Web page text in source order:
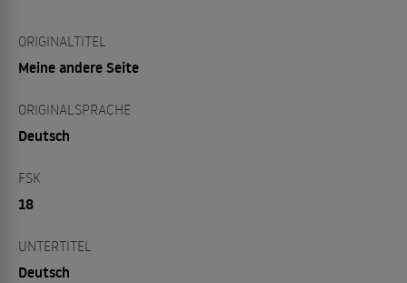
ORIGINALTITEL
Meine andere Seite
ORIGINALSPRACHE
Deutsch
FSK
18
UNTERTITEL
Deutsch